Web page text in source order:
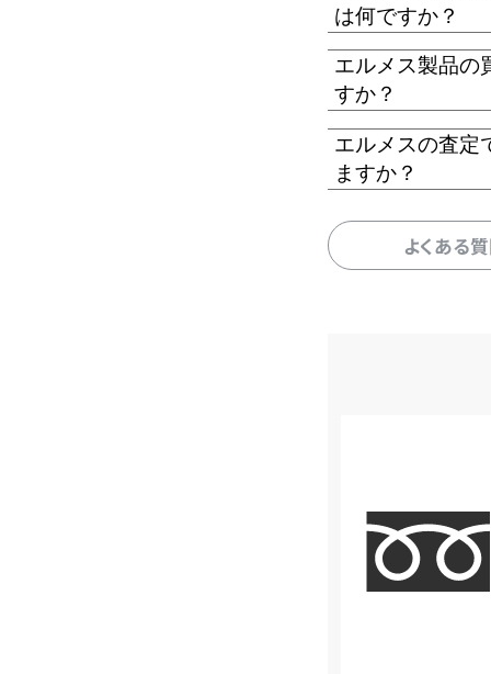
は何ですか？
エルメス製品の
すか？
エルメスの査定
ますか？
よくある